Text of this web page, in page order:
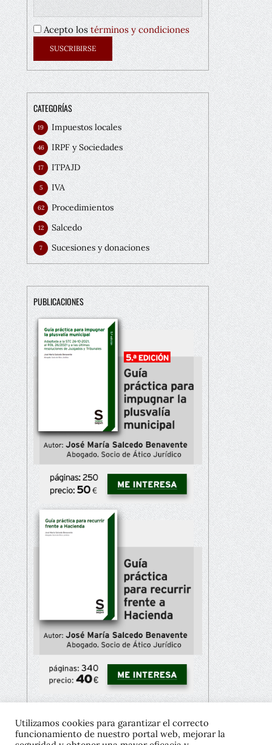
Acepto lostérminos y condiciones
CATEGORÍAS
Impuestos locales
19
IRPF y Sociedades
46
ITPAJD
17
IVA
5
Procedimientos
62
Salcedo
12
Sucesiones y donaciones
7
PUBLICACIONES
Copyright © 2021 José María Salcedo
Utilizamos cookies para garantizar el correcto
funcionamiento de nuestro portal web, mejorar la